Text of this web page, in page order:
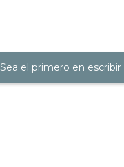
Sea el primero en escribir